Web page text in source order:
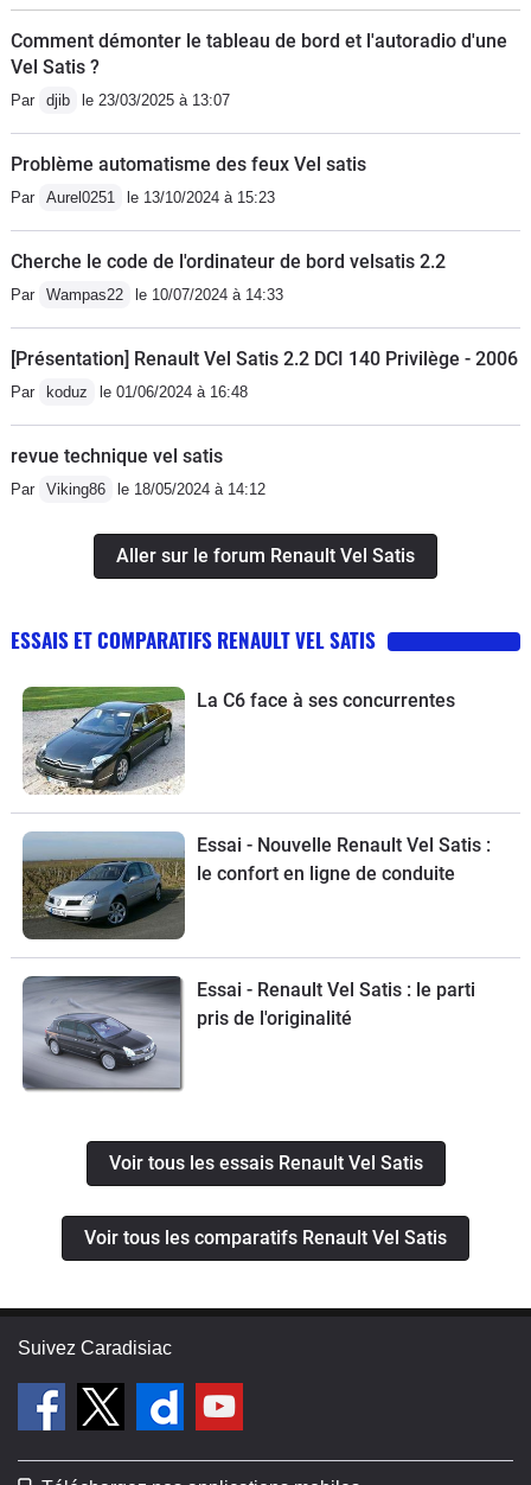
Comment démonter le tableau de bord et l'autoradio d'une
Vel Satis ?
Par djib le 23/03/2025 à 13:07
Problème automatisme des feux Vel satis
Par Aurel0251 le 13/10/2024 à 15:23
Cherche le code de l'ordinateur de bord velsatis 2.2
Par Wampas22 le 10/07/2024 à 14:33
[Présentation] Renault Vel Satis 2.2 DCI 140 Privilège - 2006
Par koduz le 01/06/2024 à 16:48
revue technique vel satis
Par Viking86 le 18/05/2024 à 14:12
Aller sur le forum Renault Vel Satis
ESSAIS ET COMPARATIFS RENAULT VEL SATIS
La C6 face à ses concurrentes
Essai - Nouvelle Renault Vel Satis :
le confort en ligne de conduite
Essai - Renault Vel Satis : le parti
pris de l'originalité
Voir tous les essais Renault Vel Satis
Voir tous les comparatifs Renault Vel Satis
Suivez Caradisiac